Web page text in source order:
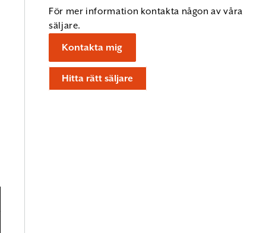
För mer information kontakta någon av våra
säljare.
Kontakta mig
Hitta rätt säljare